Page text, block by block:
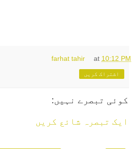
farhat tahir at 10:12 PM
اشتراک کریں
کوئی تبصرے نہیں:
ایک تبصرہ شائع کریں